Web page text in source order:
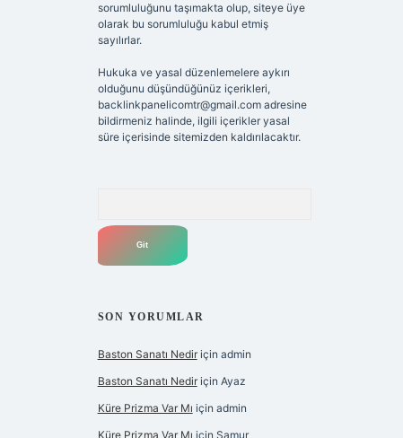
sorumluluğunu taşımakta olup, siteye üye
olarak bu sorumluluğu kabul etmiş
sayılırlar.
Hukuka ve yasal düzenlemelere aykırı
olduğunu düşündüğünüz içerikleri,
backlinkpanelicomtr@gmail.comadresine
bildirmeniz halinde, ilgili içerikler yasal
süre içerisinde sitemizden kaldırılacaktır.
SON YORUMLAR
Baston Sanatı Nediriçin admin
Baston Sanatı Nediriçin Ayaz
Küre Prizma Var Mı için admin
Küre Prizma Var Mı için Samur